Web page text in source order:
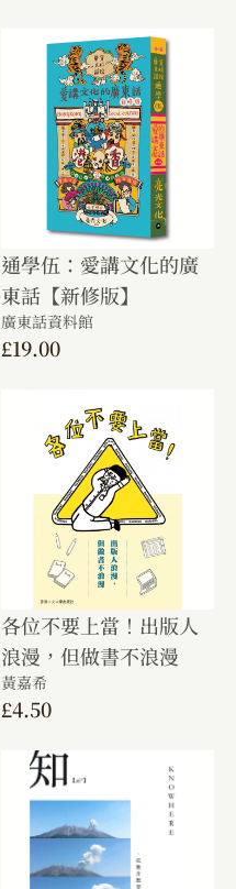
通學伍：愛講文化的廣
東話【新修版】
廣東話資料館
£19.00
各位不要上當！出版人
浪漫，但做書不浪漫
黃嘉希
£4.50